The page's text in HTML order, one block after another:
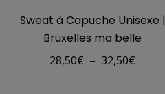
Sweat à Capuche Unisexe |
Bruxelles ma belle
28,50€ – 32,50€